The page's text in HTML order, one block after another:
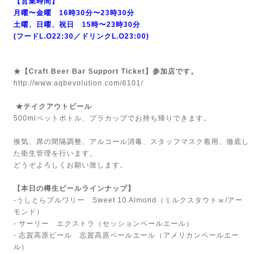
月曜〜金曜 16時30分〜23時30分
土曜、日曜、祝日 15時〜23時30分
(フードL.O22:30／ドリンクL.O23:00)
★【Craft Beer Bar Support Ticket】参加店です。
http://www.aqbevolution.com/6101/
★テイクアウトビール
500mlペットボトル、プラカップでお持ち帰りできます。
換気、席の間隔調整、アルコール消毒、スタッフマスク着用、徹底し
た衛生管理を行います。
どうぞよろしくお願い致します。
【本日の樽生ビールラインナップ】
-うしとらブルワリー Sweet 10 Almond（ミルクスタウトｗ/アー
モンド）
- サーリー エクストラ（セッションペールエール）
- 志賀高原ビール 志賀高原ペールエール（アメリカンペールエー
ル）